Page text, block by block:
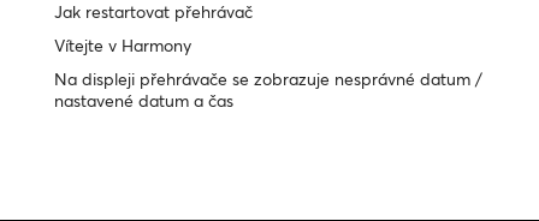
Jak restartovat přehrávač
Vítejte v Harmony
Na displeji přehrávače se zobrazuje nesprávné datum /
nastavené datum a čas